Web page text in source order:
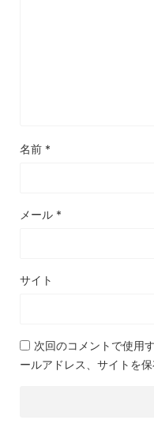
名前 *
メール *
サイト
次回のコメントで使用
ールアドレス、サイトを保